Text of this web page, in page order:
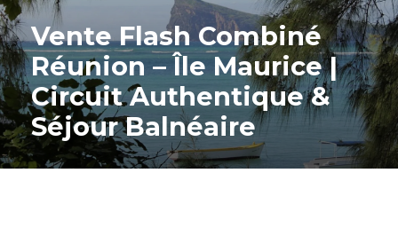
Vente Flash Combiné
Réunion – Île Maurice |
Circuit Authentique &
Séjour Balnéaire